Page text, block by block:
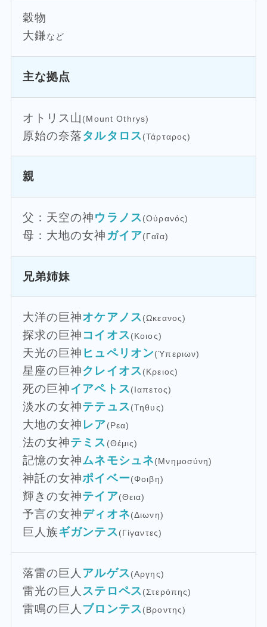
穀物
大鎌など
主な拠点
オトリス山 (Mount Othrys)
原始の奈落タルタロス(Τάρταρος)
親
父：天空の神ウラノス(Οὐρανός)
母：大地の女神 ガイア(Γαῖα)
兄弟姉妹
大洋の巨神オケアノス(Ωκεανος)
探求の巨神コイオス(Κοιος)
天光の巨神 ヒュペリオン(Ὑπεριων)
星座の巨神クレイオス(Κρειος)
死の巨神イアペトス(Ιαπετος)
淡水の女神テテュス(Τηθυς)
大地の女神 レア(Ρεα)
法の女神テミス (Θέμις)
記憶の女神ムネモシュネ(Μνημοσύνη)
神託の女神ポイベー(Φοιβη)
輝きの女神テイア(Θεια)
予言の女神ディオネ(Διωνη)
巨人族ギガンテス(Γίγαντες)
落雷の巨人 アルゲス(Αργης)
雷光の巨人 ステロペス(Στερόπης)
雷鳴の巨人 ブロンテス(Βροντης)